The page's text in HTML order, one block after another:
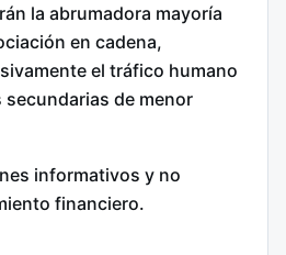
la abrumadora mayoría
en cadena,
el tráfico humano
secundarias de menor
informativos y no
financiero.